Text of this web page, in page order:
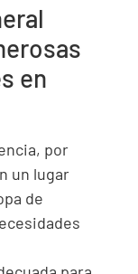
en
por
un lugar
de